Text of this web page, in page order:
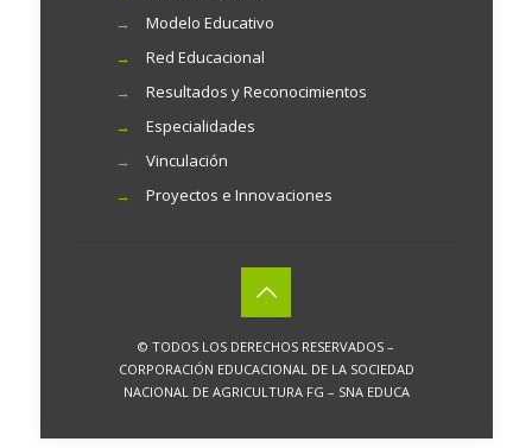
→
Modelo Educativo
→
Red Educacional
→
Resultados y Reconocimientos
→
Especialidades
→
Vinculación
→
Proyectos e Innovaciones
© TODOS LOS DERECHOS RESERVADOS –
CORPORACIÓN EDUCACIONAL DE LA SOCIEDAD
NACIONAL DE AGRICULTURA FG – SNA EDUCA